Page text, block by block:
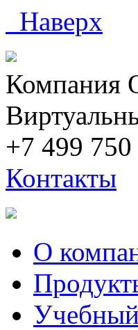
Наверх
Компания
+7 499
Контакты
О